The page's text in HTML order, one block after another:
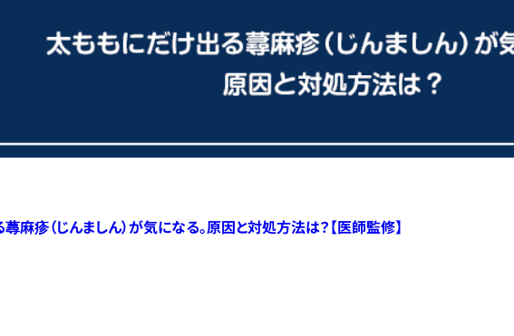
麻疹（じんましん）が気になる。原因と対処方法は？【医師監修】